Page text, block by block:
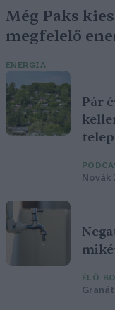
Még Paks
megfelelő
ENERGIA
Pár
Novák
ÉLŐ